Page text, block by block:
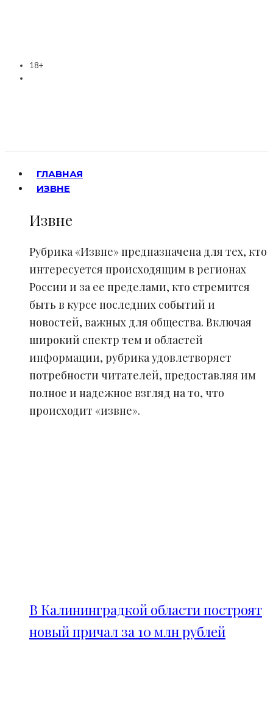
18+
ГЛАВНАЯ
ИЗВНЕ
Извне
Рубрика «Извне» предназначена для тех, кто
интересуется происходящим в регионах
России и за ее пределами, кто стремится
быть в курсе последних событий и
новостей, важных для общества. Включая
широкий спектр тем и областей
информации, рубрика удовлетворяет
потребности читателей, предоставляя им
полное и надежное взгляд на то, что
происходит «извне».
В Калининградкой области построят
новый причал за 10 млн рублей